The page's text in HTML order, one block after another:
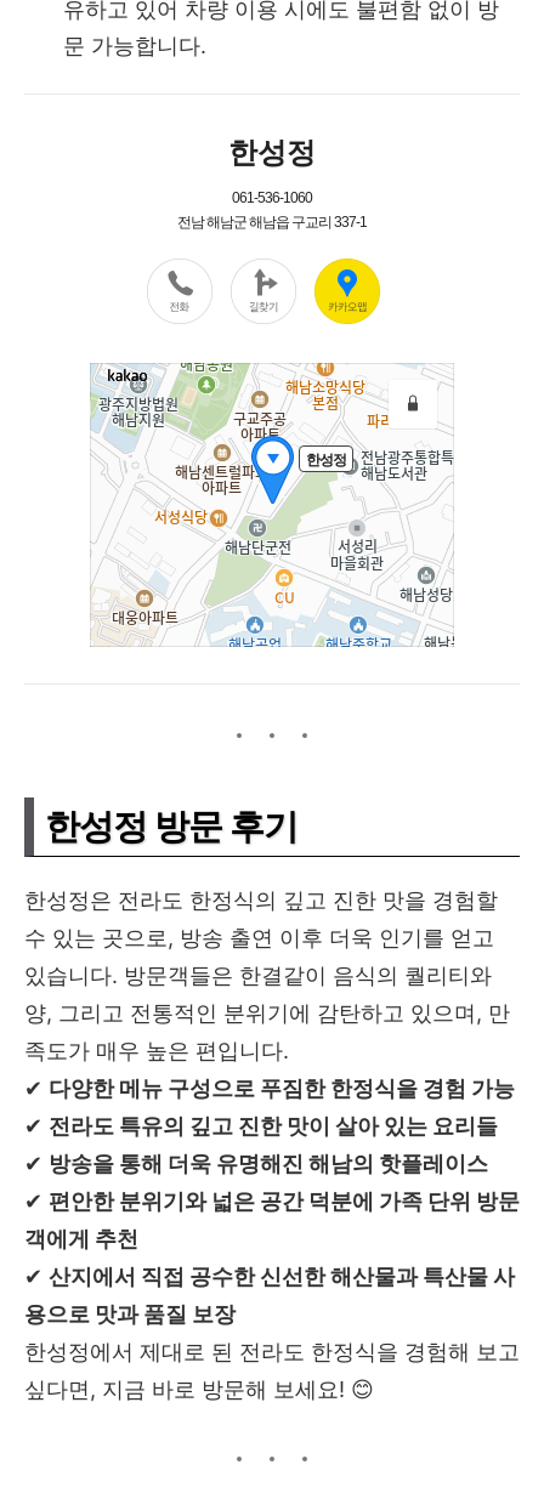
유하고 있어 차량 이용 시에도 불편함 없이 방
문 가능합니다.
한성정 방문 후기
한성정은 전라도 한정식의 깊고 진한 맛을 경험할
수 있는 곳으로, 방송 출연 이후 더욱 인기를 얻고
있습니다. 방문객들은 한결같이 음식의 퀄리티와
양, 그리고 전통적인 분위기에 감탄하고 있으며, 만
족도가 매우 높은 편입니다.
✔ 다양한 메뉴 구성으로 푸짐한 한정식을 경험 가능
✔ 전라도 특유의 깊고 진한 맛이 살아 있는 요리들
✔ 방송을 통해 더욱 유명해진 해남의 핫플레이스
✔ 편안한 분위기와 넓은 공간 덕분에 가족 단위 방문
객에게 추천
✔ 산지에서 직접 공수한 신선한 해산물과 특산물 사
용으로 맛과 품질 보장
한성정에서 제대로 된 전라도 한정식을 경험해 보고
싶다면, 지금 바로 방문해 보세요! 😊